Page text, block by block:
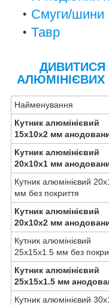
Смуги/шини
Тавр
АЛЮМІНІЄВИХ
Найменування
Кутник алюмінієвий
15х10х2 мм
Кутник алюмінієвий
20х10х1 мм
Кутник алюмінієвий
мм без покриття
Кутник алюмінієвий
20х10х2 мм
Кутник алюмінієвий
25х15х1.5 мм без
Кутник алюмінієвий
25х15х1.5 мм
Кутник алюмінієвий